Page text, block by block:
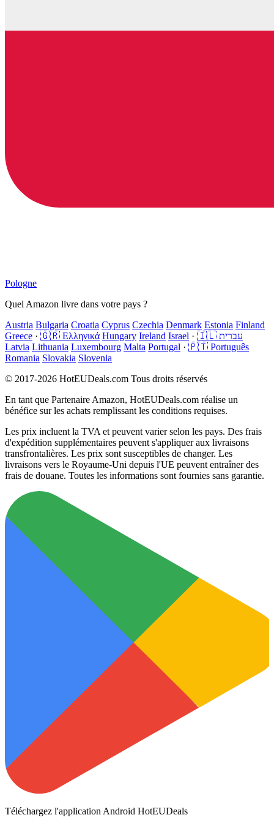
Pologne
Quel Amazon livre dans votre pays ?
Austria Bulgaria Croatia Cyprus Czechia Denmark Estonia Finland
Greece · 🇬🇷 Ελληνικά Hungary Ireland Israel ·
🇮🇱 עברית
Latvia Lithuania Luxembourg Malta Portugal · 🇵🇹 Português
Romania Slovakia Slovenia
© 2017-2026 HotEUDeals.com Tous droits réservés
En tant que Partenaire Amazon, HotEUDeals.com réalise un
bénéfice sur les achats remplissant les conditions requises.
Les prix incluent la TVA et peuvent varier selon les pays. Des frais
d'expédition supplémentaires peuvent s'appliquer aux livraisons
transfrontalières. Les prix sont susceptibles de changer. Les
livraisons vers le Royaume-Uni depuis l'UE peuvent entraîner des
frais de douane. Toutes les informations sont fournies sans garantie.
Téléchargez l'application Android HotEUDeals